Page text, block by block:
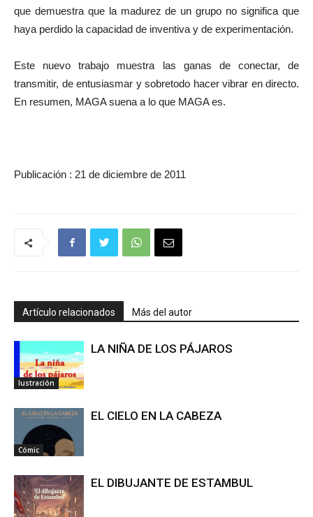
que demuestra que la madurez de un grupo no significa que
haya perdido la capacidad de inventiva y de experimentación.
Este nuevo trabajo muestra las ganas de conectar, de
transmitir, de entusiasmar y sobretodo hacer vibrar en directo.
En resumen, MAGA suena a lo que MAGA es.
Publicación : 21 de diciembre de 2011
Artículo relacionados Más del autor
Iustración
LA NIÑA DE LOS PÁJAROS
Cómic
EL CIELO EN LA CABEZA
EL DIBUJANTE DE ESTAMBUL